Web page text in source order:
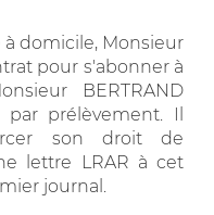
domicile, Monsieur
pour s'abonner à
BERTRAND
prélèvement. Il
son droit de
lettre LRAR à cet
journal.